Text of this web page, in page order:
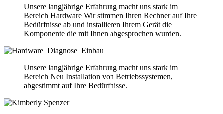
Unsere langjährige Erfahrung macht uns stark im
Bereich Hardware Wir stimmen Ihren Rechner auf Ihre
Bedürfnisse ab und installieren Ihrem Gerät die
Komponente die mit Ihnen abgesprochen wurden.
Unsere langjährige Erfahrung macht uns stark im
Bereich Neu Installation von Betriebssystemen,
abgestimmt auf Ihre Bedürfnisse.